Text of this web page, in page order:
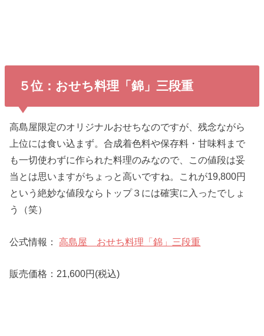
５位：おせち料理「錦」三段重
高島屋限定のオリジナルおせちなのですが、残念ながら
上位には食い込まず。合成着色料や保存料・甘味料まで
も一切使わずに作られた料理のみなので、この値段は妥
当とは思いますがちょっと高いですね。これが19,800円
という絶妙な値段ならトップ３には確実に入ったでしょ
う（笑）
公式情報：高島屋 おせち料理「錦」三段重
販売価格：21,600円(税込)